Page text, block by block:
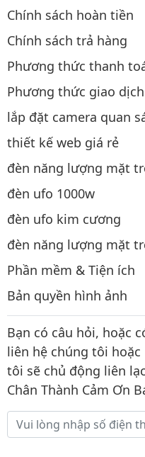
Chính sách hoàn tiền
Chính sách trả hàng
Phương thức thanh
Phương thức giao dịch
lắp đặt camera quan
thiết kế web giá rẻ
đèn năng lượng mặt
đèn ufo 1000w
đèn ufo kim cương
đèn năng lượng mặt
Phần mềm & Tiện ích
Bản quyền hình ảnh
Bạn có câu hỏi, hoặc
liên hệ chúng tôi
tôi sẽ chủ động liên
Chân Thành Cảm Ơn